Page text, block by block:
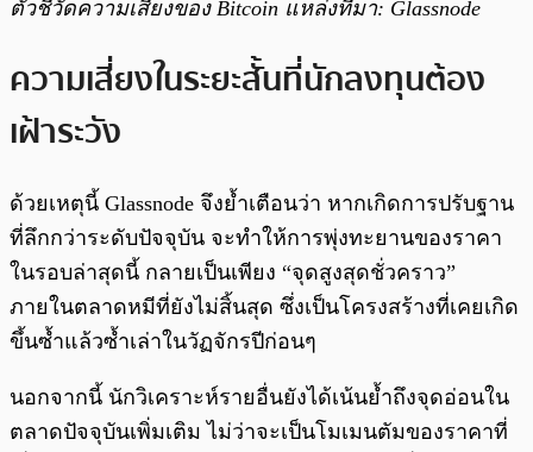
ตัวชี้วัดความเสี่ยงของ Bitcoin แหล่งที่มา: Glassnode
ความเสี่ยงในระยะสั้นที่นักลงทุนต้อง
เฝ้าระวัง
ด้วยเหตุนี้ Glassnode จึงย้ำเตือนว่า หากเกิดการปรับฐาน
ที่ลึกกว่าระดับปัจจุบัน จะทำให้การพุ่งทะยานของราคา
ในรอบล่าสุดนี้ กลายเป็นเพียง “จุดสูงสุดชั่วคราว”
ภายในตลาดหมีที่ยังไม่สิ้นสุด ซึ่งเป็นโครงสร้างที่เคยเกิด
ขึ้นซ้ำแล้วซ้ำเล่าในวัฏจักรปีก่อนๆ
นอกจากนี้ นักวิเคราะห์รายอื่นยังได้เน้นย้ำถึงจุดอ่อนใน
ตลาดปัจจุบันเพิ่มเติม ไม่ว่าจะเป็นโมเมนตัมของราคาที่